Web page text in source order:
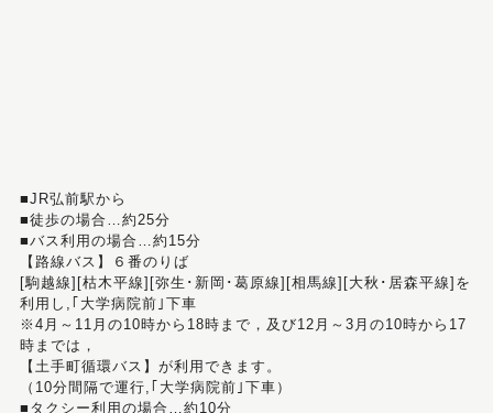
■JR弘前駅から
■徒歩の場合…約25分
■バス利用の場合…約15分
【路線バス】６番のりば
[駒越線][枯木平線][弥生･新岡･葛原線][相馬線][大秋･居森平線]を
利用し,｢大学病院前｣下車
※4月～11月の10時から18時まで，及び12月～3月の10時から17
時までは，
【土手町循環バス】が利用できます。
（10分間隔で運行,｢大学病院前｣下車）
■タクシー利用の場合…約10分